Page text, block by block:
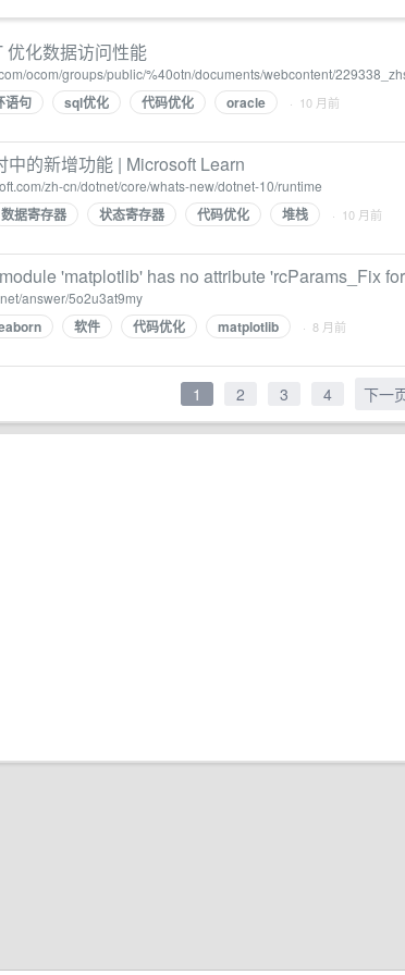
优化数据访问性能
ocom/groups/public/%40otn/documents/webcontent/
语句 sql优化 代码优化 oracle · 10 月前
中的新增功能 | Microsoft Learn
zh-cn/dotnet/core/whats-new/dotnet-10/runtime
数据寄存器 状态寄存器 代码优化 堆栈 · 10 月前
'matplotlib' has no attribute 'rcParams_Fix
answer/5o2u3at9my
软件 代码优化 matplotlib · 8 月前
1 2 3 4 下一